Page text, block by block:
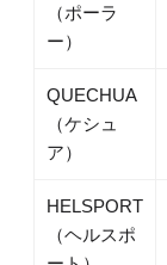
（ポーラ
ー）
QUECHUA
（ケシュ
ア）
HELSPORT
（ヘルスポ